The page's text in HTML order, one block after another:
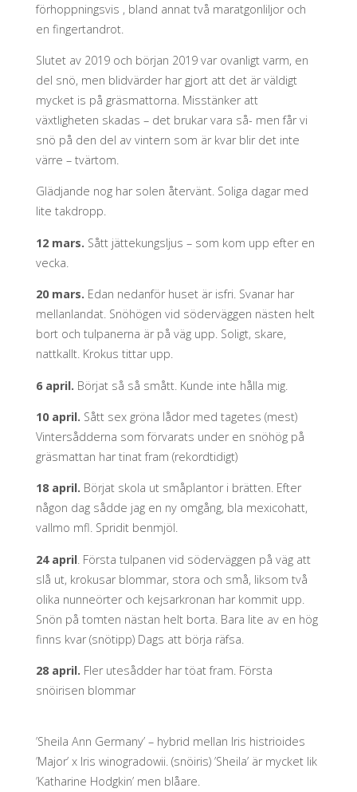
förhoppningsvis , bland annat två maratgonliljor och
en fingertandrot.
Slutet av 2019 och början 2019 var ovanligt varm, en
del snö, men blidvärder har gjort att det är väldigt
mycket is på gräsmattorna. Misstänker att
växtligheten skadas – det brukar vara så- men får vi
snö på den del av vintern som är kvar blir det inte
värre – tvärtom.
Glädjande nog har solen återvänt. Soliga dagar med
lite takdropp.
12 mars. Sått jättekungsljus – som kom upp efter en
vecka.
20 mars. Edan nedanför huset är isfri. Svanar har
mellanlandat. Snöhögen vid söderväggen nästen helt
bort och tulpanerna är på väg upp. Soligt, skare,
nattkallt. Krokus tittar upp.
6 april. Börjat så så smått. Kunde inte hålla mig.
10 april. Sått sex gröna lådor med tagetes (mest)
Vintersådderna som förvarats under en snöhög på
gräsmattan har tinat fram (rekordtidigt)
18 april. Börjat skola ut småplantor i brätten. Efter
någon dag sådde jag en ny omgång, bla mexicohatt,
vallmo mfl. Spridit benmjöl.
24 april. Första tulpanen vid söderväggen på väg att
slå ut, krokusar blommar, stora och små, liksom två
olika nunneörter och kejsarkronan har kommit upp.
Snön på tomten nästan helt borta. Bara lite av en hög
finns kvar (snötipp) Dags att börja räfsa.
28 april. Fler utesådder har töat fram. Första
snöirisen blommar
’Sheila Ann Germany’ – hybrid mellan Iris histrioides
’Major’ x Iris winogradowii. (snöiris) ’Sheila’ är mycket lik
’Katharine Hodgkin’ men blåare.